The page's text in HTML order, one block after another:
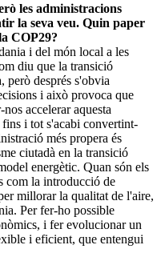
les administracions
la seva veu. Quin paper
COP29?
i del món local a les
diu que la transició
però després s'obvia
i això provoca que
accelerar aquesta
i tot s'acabi convertint-
més propera és
ciutadà en la transició
energètic. Quan són els
com la introducció de
millorar la qualitat de l'aire,
Per fer-ho possible
i fer evolucionar un
i eficient, que entengui